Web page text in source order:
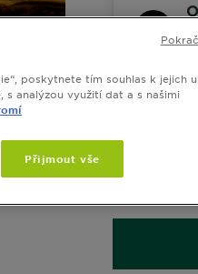
2
SLIDE 3
Intenzivní
neobyčejný
poskytnete tím souhlas k jejich
s analýzou využití dat a s našimi
Přijmout vše